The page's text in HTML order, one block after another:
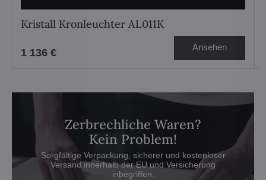
Kristall Kronleuchter AL011K
1 136 € Ansehen
Zerbrechliche Waren?
Kein Problem!
Sorgfältige Verpackung, sicherer und kostenloser
Versand innerhalb der EU und Versicherung
inbegriffen.